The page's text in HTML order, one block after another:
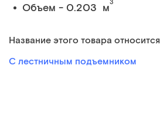
Объем - 0.203 м3
Название этого товара
С лестничным подъемником